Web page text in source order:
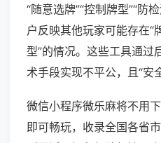
“随意选牌”“控制牌型”“防
户反映其他玩家可能存在“
型”的情况。这些工具通过
术手段实现不平公，且“安
微信小程序微乐麻将不用
即可畅玩，收录全国各省